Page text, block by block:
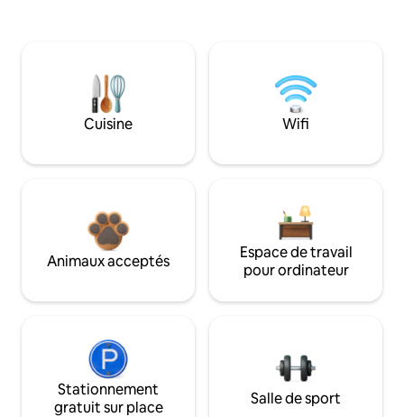
Cuisine Wifi
Animaux acceptés
Espace de travail
pour ordinateur
Stationnement
gratuit sur place
Salle de sport